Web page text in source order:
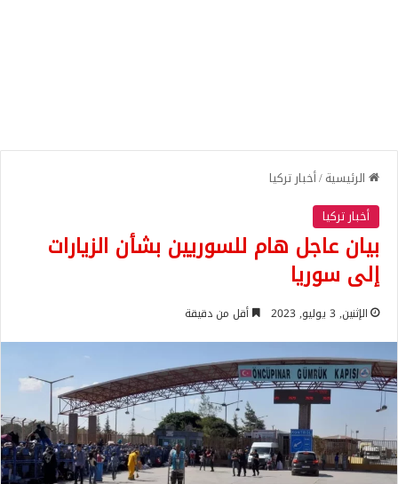
الرئيسية/أخبار تركيا
أخبار تركيا
بيان عاجل هام للسوريين بشأن الزيارات
إلى سوريا
الإثنين, 3 يوليو, 2023 أقل من دقيقة